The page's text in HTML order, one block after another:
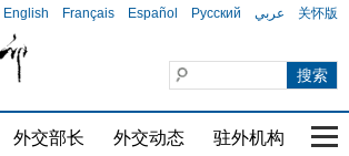
English Français Español Русский عربي 关怀版
外交部长 外交动态 驻外机构 国